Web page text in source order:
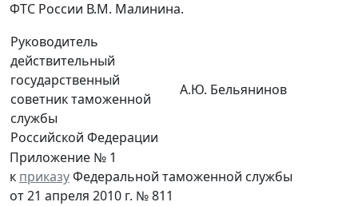
ФТС России В.М. Малинина.
Руководитель
действительный
государственный
советник таможенной
службы
Российской Федерации
А.Ю. Бельянинов
Приложение № 1
к приказуФедеральной таможенной службы
от 21 апреля 2010 г. № 811